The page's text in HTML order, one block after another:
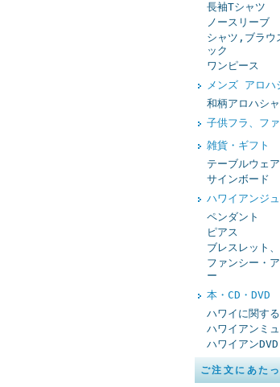
長袖Tシャツ
ノースリーブ
シャツ,ブラウ
ック
ワンピース
メンズ アロハ
和柄アロハシ
子供フラ、フ
雑貨・ギフト
テーブルウェ
サインボード
ハワイアンジ
ペンダント
ピアス
ブレスレット
ファンシー・
ー
本・CD・DVD
ハワイに関す
ハワイアンミ
ハワイアンDVD
ご注文にあた